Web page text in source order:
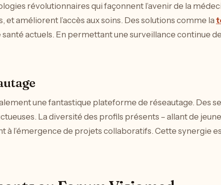
révolutionnaires qui façonnent l’avenir de la
améliorent l’accès aux soins. Des solutions comme la
actuels. En permettant une surveillance continue
une fantastique plateforme de réseautage. Des
La diversité des profils présents – allant de
l’émergence de projets collaboratifs. Cette synergie